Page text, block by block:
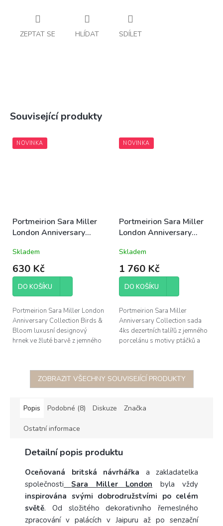
ZEPTAT SE HLÍDAT SDÍLET
Související produkty
NOVINKA
Portmeirion Sara Miller
London Anniversary
hrnek Birds & Bloom
340ml žlutý
Skladem
630 Kč
DO KOŠÍKU
Portmeirion Sara Miller London
Anniversary Collection Birds &
Bloom luxusní designový
hrnek ve žluté barvě z jemného
NOVINKA
Portmeirion Sara Miller
London Anniversary
porcelánových
dezertních talířů 20,5cm
Skladem
1 760 Kč
DO KOŠÍKU
Portmeirion Sara Miller
Anniversary Collection sada
4ks dezertních talířů z jemného
porcelánu s motivy ptáčků a
průměr...
ZOBRAZIT VŠECHNY SOUVISEJÍCÍ PRODUKTY
Popis Podobné (8) Diskuze Značka
Ostatní informace
Detailní popis produktu
Oceňovaná britská návrhářka a zakladatelka
společnosti
Sara Miller London byla vždy
inspirována svými dobrodružstvími po celém
světě. Od složitého dekorativního řemeslného
zpracování v palácích v Jaipuru až po senzační